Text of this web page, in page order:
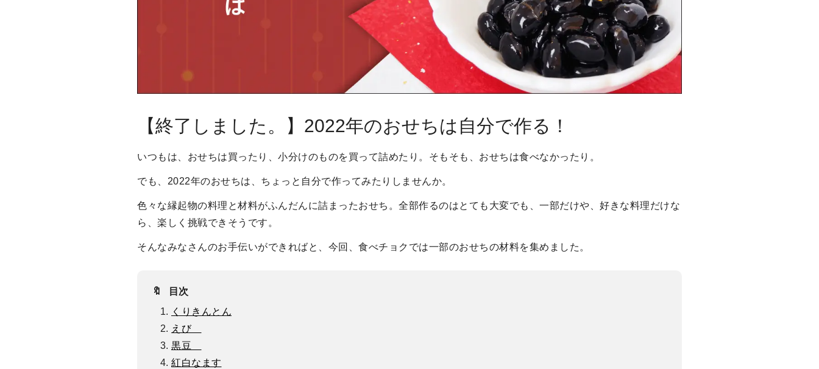
【終了しました。】2022年のおせちは自分で作る！
いつもは、おせちは買ったり、小分けのものを買って詰めたり。そもそも、おせちは食べなかったり。
でも、2022年のおせちは、ちょっと自分で作ってみたりしませんか。
色々な縁起物の料理と材料がふんだんに詰まったおせち。全部作るのはとても大変でも、一部だけや、好きな料理だけな
ら、楽しく挑戦できそうです。
そんなみなさんのお手伝いができればと、今回、食べチョクでは一部のおせちの材料を集めました。
🔖
目次
くりきんとん
えび
黒豆
紅白なます